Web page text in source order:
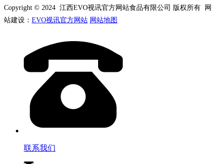
Copyright © 2024 江西EVO视讯官方网站食品有限公司 版权所有 网
站建设： EVO视讯官方网站 网站地图
联系我们